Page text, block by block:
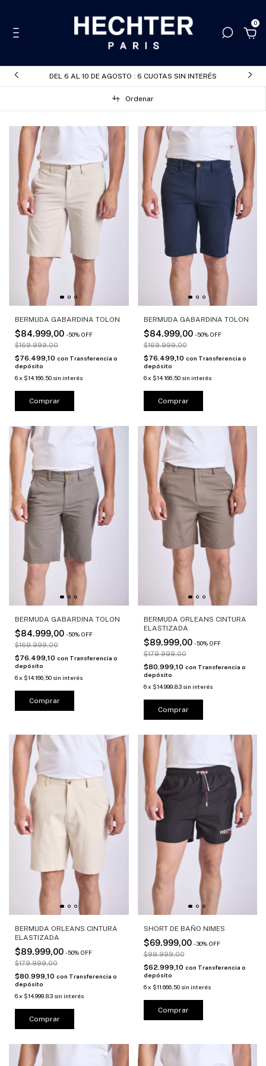
0
DEL 6 AL 10 DE AGOSTO : 6 CUOTAS SIN INTERÉS
Ordenar
BERMUDA GABARDINA TOLON
$84.999,00 -50% OFF
$169.999,00
$76.499,10 con Transferencia o
depósito
6x $14.166,50 sin interés
Comprar
BERMUDA GABARDINA TOLON
$84.999,00 -50% OFF
$169.999,00
$76.499,10 con Transferencia o
depósito
6 x $14.166,50 sin interés
Comprar
BERMUDA GABARDINA TOLON
$84.999,00 -50% OFF
$169.999,00
$76.499,10 con Transferencia o
depósito
6x $14.166,50 sin interés
Comprar
BERMUDA ORLEANS CINTURA
ELASTIZADA
$89.999,00 -50% OFF
$179.999,00
$80.999,10 con Transferencia o
depósito
6 x $14.999,83 sin interés
Comprar
BERMUDA ORLEANS CINTURA
ELASTIZADA
$89.999,00 -50% OFF
$179.999,00
$80.999,10 con Transferencia o
depósito
6x $14.999,83 sin interés
Comprar
SHORT DE BAÑO NIMES
$69.999,00 -30% OFF
$99.999,00
$62.999,10 con Transferencia o
depósito
6 x $11.666,50 sin interés
Comprar